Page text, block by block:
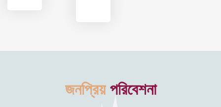
জনপ্রিয় পরিবেশনা